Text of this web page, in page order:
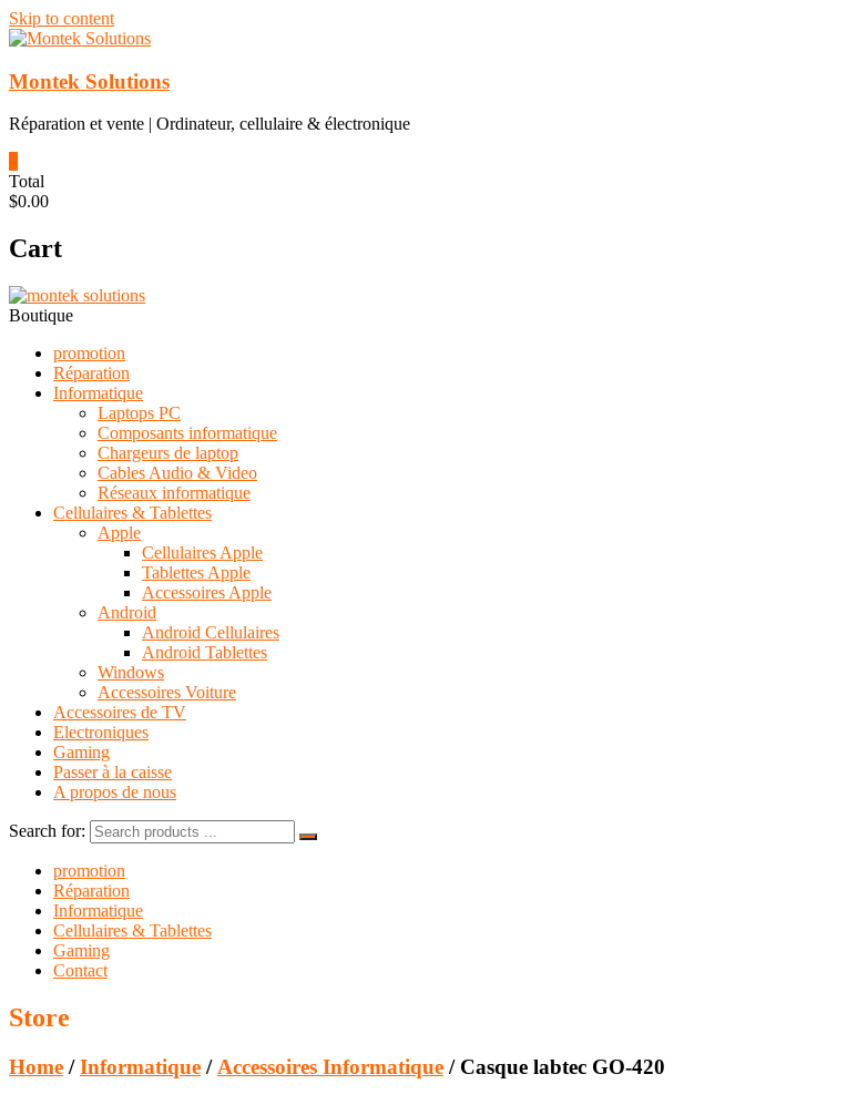
Skip to content
Montek Solutions
Réparation et vente | Ordinateur, cellulaire & électronique
Total
$0.00
Cart
Boutique
promotion
Réparation
Informatique
Laptops PC
Composants informatique
Chargeurs de laptop
Cables Audio & Video
Réseaux informatique
Cellulaires & Tablettes
Apple
Cellulaires Apple
Tablettes Apple
Accessoires Apple
Android
Android Cellulaires
Android Tablettes
Windows
Accessoires Voiture
Accessoires de TV
Electroniques
Gaming
Passer à la caisse
A propos de nous
Search for:
promotion
Réparation
Informatique
Cellulaires & Tablettes
Gaming
Contact
Store
Home /Informatique / Accessoires Informatique / Casque labtec GO-420